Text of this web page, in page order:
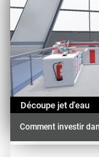
Découpe jet d'eau
Comment investir